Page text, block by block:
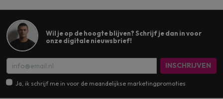
Wil je op de hoogte blijven? Schrijf je dan in voor
onze digitale nieuwsbrief!
INSCHRIJVEN
Ja, ik schrijf me in voor de maandelijkse marketingpromoties